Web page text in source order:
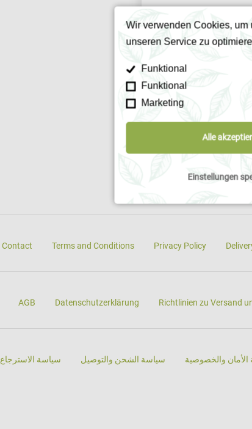
Wir verwenden Cookies, um
unseren Service zu
Funktional
Funktional
Marketing
Alle
Einstellungen
Compare
Contact Terms and Conditions Privacy Policy
AGB Datenschutzerklärung Richtlinien zu Versand
سياسة الاسترجاع سياسة الشحن والتوصيل والخصوصية